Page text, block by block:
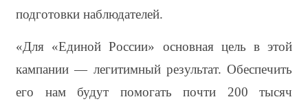
подготовки наблюдателей.
«Для «Единой России» основная цель в этой
кампании — легитимный результат. Обеспечить
его нам будут помогать почти 200 тысяч